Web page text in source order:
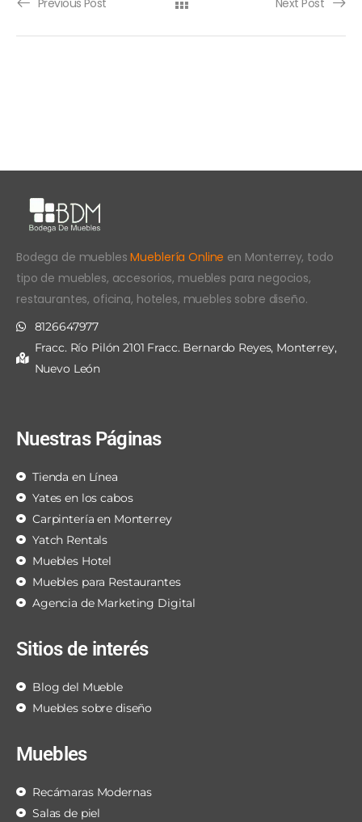
Bodega de mueblesMueblería Online en Monterrey, todo
tipo de muebles, accesorios, muebles para negocios,
restaurantes, oficina, hoteles, muebles sobre diseño.
8126647977
Fracc. Río Pilón 2101 Fracc. Bernardo Reyes, Monterrey,
Nuevo León
Nuestras Páginas
Tienda en Línea
Yates en los cabos
Carpintería en Monterrey
Yatch Rentals
Muebles Hotel
Muebles para Restaurantes
Agencia de Marketing Digital
Sitios de interés
Blog del Mueble
Muebles sobre diseño
Muebles
Recámaras Modernas
Salas de piel